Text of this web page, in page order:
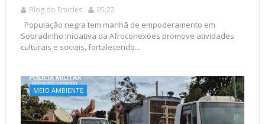
Blog do Emicles 05:22
População negra tem manhã de empoderamento em
Sobradinho Iniciativa da Afroconexões promove atividades
culturais e sociais, fortalecendo...
MEIO AMBIENTE